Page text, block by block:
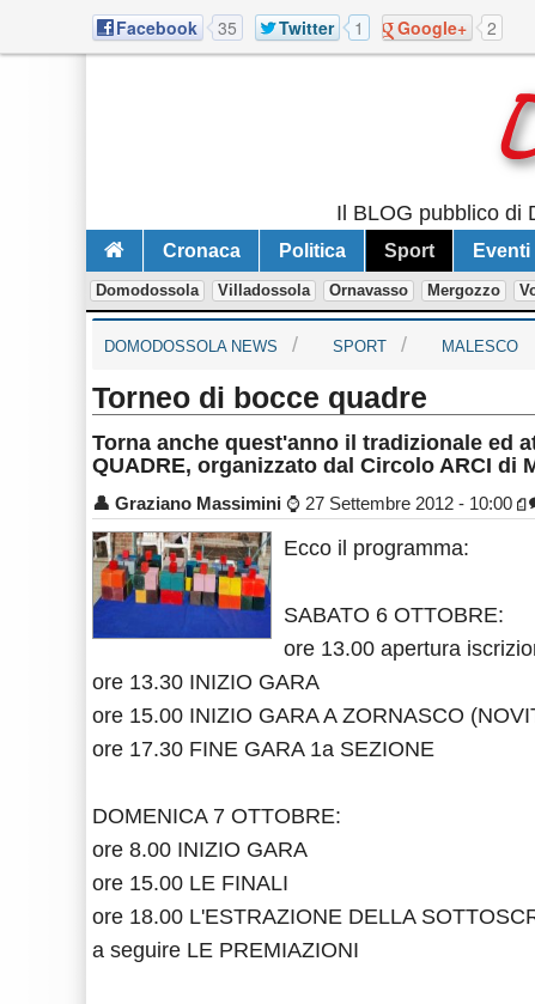
Facebook 35 Twitter 1 Google+ 2
Il BLOG pubblico di
Cronaca Politica Sport Eventi
Domodossola Villadossola Ornavasso Mergozzo
DOMODOSSOLA NEWS SPORT MALESCO
Torneo di bocce quadre
Torna anche quest'anno il tradizionale ed
QUADRE, organizzato dal Circolo ARCI di
👤 Graziano Massimini ⌚ 27 Settembre 2012 - 10:00
Ecco il programma:
SABATO 6 OTTOBRE:
ore 13.00 apertura
ore 13.30 INIZIO GARA
ore 15.00 INIZIO GARA A ZORNASCO
ore 17.30 FINE GARA 1a SEZIONE
DOMENICA 7 OTTOBRE:
ore 8.00 INIZIO GARA
ore 15.00 LE FINALI
ore 18.00 L'ESTRAZIONE DELLA
a seguire LE PREMIAZIONI